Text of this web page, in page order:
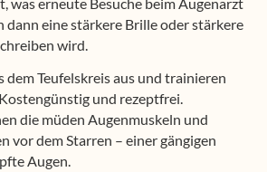
dann eine stärkere Brille oder stärkere
wird.
dem Teufelskreis aus und trainieren
und rezeptfrei.
die müden Augenmuskeln und
vor dem Starren – einer gängigen
Augen.